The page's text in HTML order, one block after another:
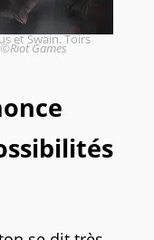
et Swain. Toirs
©Riot Games